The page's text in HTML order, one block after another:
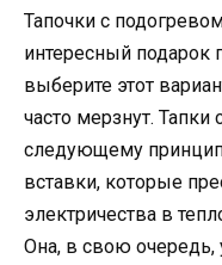
Тапочки с
интересный подарок
выберите этот
часто мерзнут.
следующему
вставки, которые
электричества в
Она, в свою